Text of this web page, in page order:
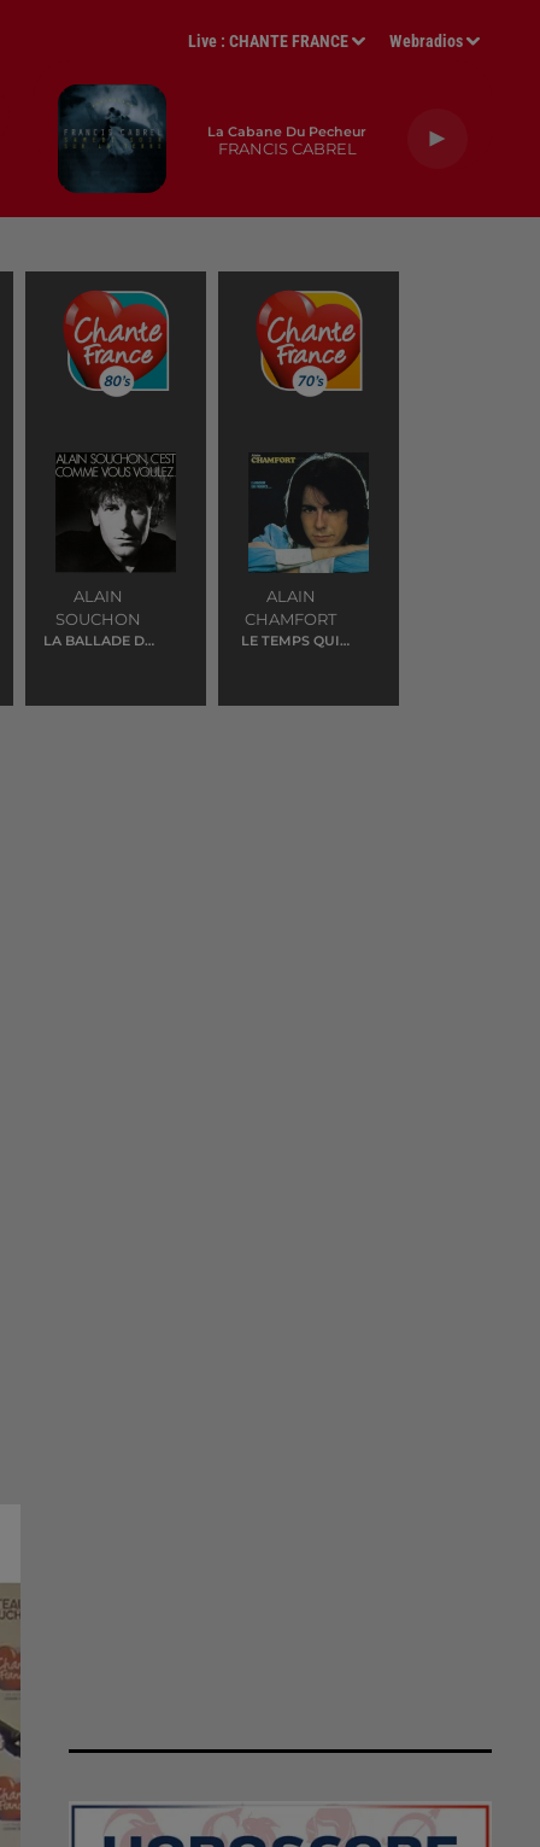
Live :CHANTE FRANCE Webradios
La Cabane Du Pecheur
FRANCIS CABREL
ALAIN
SOUCHON
LA BALLADE DE
ALAIN
CHAMFORT
LE TEMPS QUI